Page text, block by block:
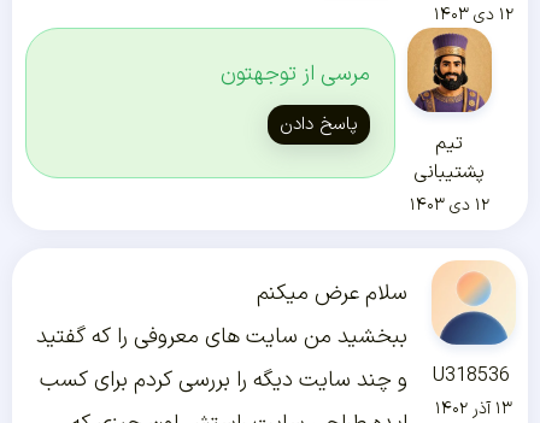
۱۲ دی ۱۴۰۳
تیم
پشتیبانی
۱۲ دی ۱۴۰۳
مرسی از توجهتون
پاسخ دادن
U318536
۱۳ آذر ۱۴۰۲
سلام عرض میکنم
ببخشید من سایت های معروفی را که گفتید
و چند سایت دیگه را بررسی کردم برای کسب